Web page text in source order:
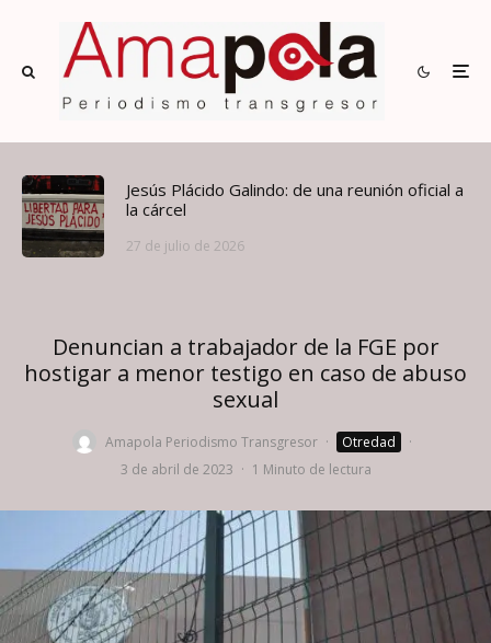
Jesús Plácido Galindo: de una reunión oficial a
la cárcel
27 de julio de 2026
Denuncian a trabajador de la FGE por
hostigar a menor testigo en caso de abuso
sexual
Amapola Periodismo Transgresor · Otredad
·
3 de abril de 2023 · 1 Minuto de lectura